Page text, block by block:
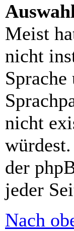
Meist
nicht
nicht
der
jeder
Nach